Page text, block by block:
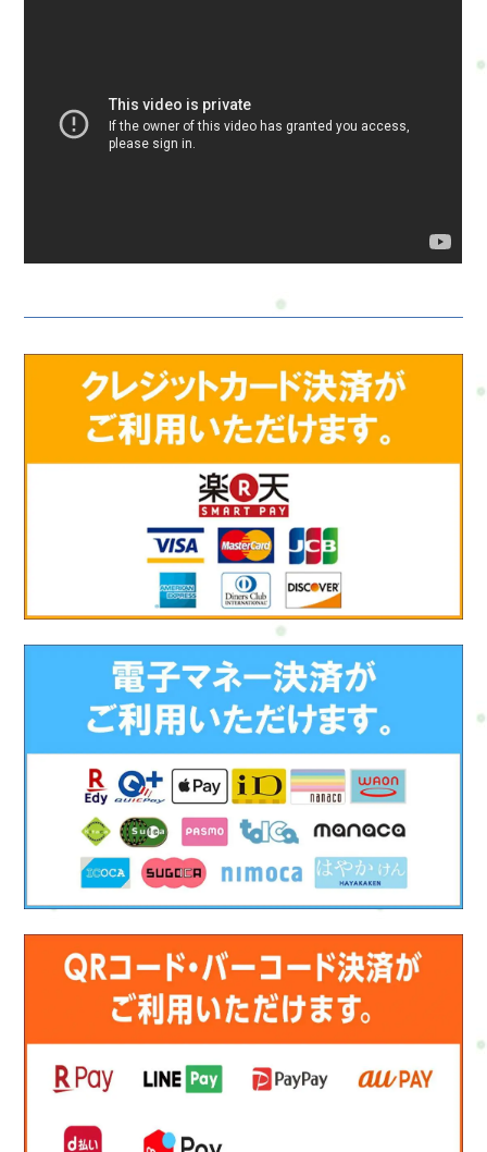
datepicker-calendar th,.ui-datepicker-calendar td{min-width:unset
!important;}select.ui-datepicker-year,select.ui-datepicker-
month{height:2em !important;gap:5px;}span.del +
っては回答できない場合もございますのであらかじめご了承く